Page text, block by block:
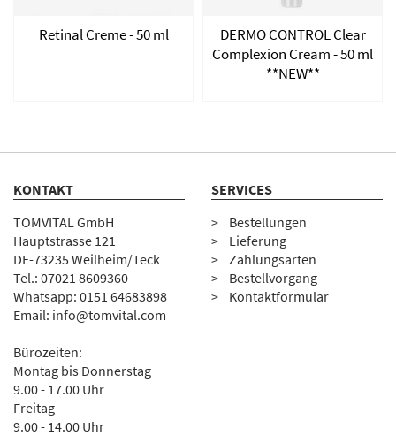
Retinal Creme - 50 ml
DERMO CONTROL Clear
Complexion Cream - 50 ml
**NEW**
KONTAKT
TOMVITAL GmbH
Hauptstrasse 121
DE-73235 Weilheim/Teck
Tel.: 07021 8609360
Whatsapp: 0151 64683898
Email: info@tomvital.com
Bürozeiten:
Montag bis Donnerstag
9.00 - 17.00 Uhr
Freitag
9.00 - 14.00 Uhr
SERVICES
Bestellungen
Lieferung
Zahlungsarten
Bestellvorgang
Kontaktformular